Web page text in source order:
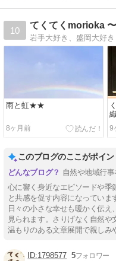
10
てくてくmorioka
雨と虹★★
8ヶ月前 9
このブログのここがポイン
自然や地域行
心に響く身近なエピソードや季
と共感を促す内容になっていま
日々の小さな幸せも暖かく伝
見られます。さりげなく自然や
温もりのある文章展開で親しみ
1798577 5